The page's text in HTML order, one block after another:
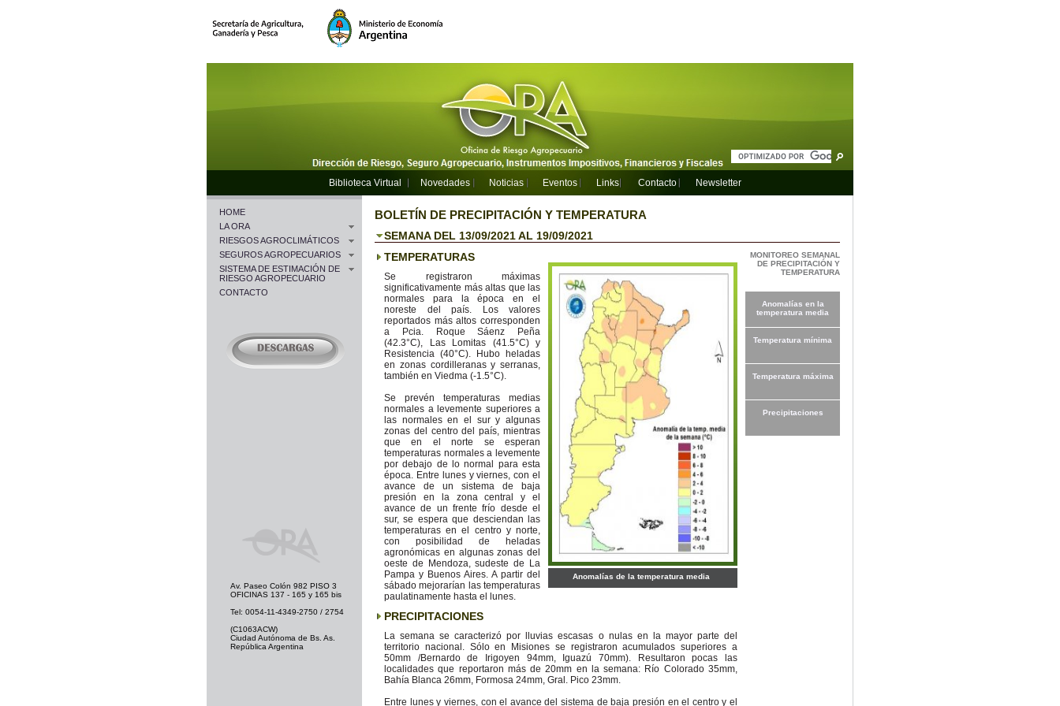
Biblioteca Virtual Novedades Noticias Eventos Links Contacto Newsletter
HOME
LA ORA
RIESGOS AGROCLIMÁTICOS
SEGUROS AGROPECUARIOS
SISTEMA DE ESTIMACIÓN DE
RIESGO AGROPECUARIO
CONTACTO
BOLETÍN DE PRECIPITACIÓN Y TEMPERATURA
SEMANA DEL 13/09/2021 AL 19/09/2021
MONITOREO SEMANAL
DE PRECIPITACIÓN Y
TEMPERATURA
Anomalías en la
temperatura media
Temperatura mínima
Temperatura máxima
Precipitaciones
Anomalías de la temperatura media
TEMPERATURAS
Se registraron máximas
significativamente más altas que las
normales para la época en el
noreste del país. Los valores
reportados más altos corresponden
a Pcia. Roque Sáenz Peña
(42.3°C), Las Lomitas (41.5°C) y
Resistencia (40°C). Hubo heladas
en zonas cordilleranas y serranas,
también en Viedma (-1.5°C).
Se prevén temperaturas medias
normales a levemente superiores a
las normales en el sur y algunas
zonas del centro del país, mientras
que en el norte se esperan
temperaturas normales a levemente
por debajo de lo normal para esta
época. Entre lunes y viernes, con el
avance de un sistema de baja
presión en la zona central y el
avance de un frente frío desde el
sur, se espera que desciendan las
temperaturas en el centro y norte,
con posibilidad de heladas
agronómicas en algunas zonas del
oeste de Mendoza, sudeste de La
Pampa y Buenos Aires. A partir del
sábado mejorarían las temperaturas
paulatinamente hasta el lunes.
PRECIPITACIONES
La semana se caracterizó por lluvias escasas o nulas en la mayor parte del
territorio nacional. Sólo en Misiones se registraron acumulados superiores a
50mm /Bernardo de Irigoyen 94mm, Iguazú 70mm). Resultaron pocas las
localidades que reportaron más de 20mm en la semana: Río Colorado 35mm,
Bahía Blanca 26mm, Formosa 24mm, Gral. Pico 23mm.
Entre lunes y viernes, con el avance del sistema de baja presión en el centro y el
Av. Paseo Colón 982 PISO 3
OFICINAS 137 - 165 y 165 bis
Tel: 0054-11-4349-2750 / 2754
(C1063ACW)
Ciudad Autónoma de Bs. As.
República Argentina